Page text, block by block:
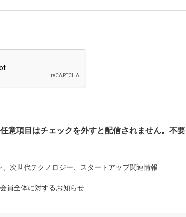
意項目はチェックを外すと配信されません。不要
、次世代テクノロジー、スタートアップ関連情報
員全体に対するお知らせ